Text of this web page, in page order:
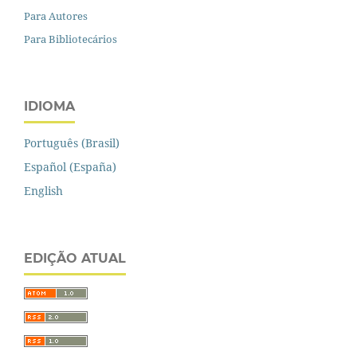
Para Autores
Para Bibliotecários
IDIOMA
Português (Brasil)
Español (España)
English
EDIÇÃO ATUAL